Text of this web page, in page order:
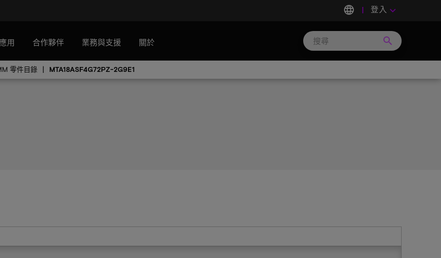
language 登入 keyboard_arrow_down
用 合作夥伴 業務與支援 關於 search
零件目錄 MTA18ASF4G72PZ-2G9E1